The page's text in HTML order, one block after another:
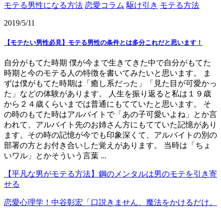
モテる男性になる方法 恋愛コラム 駆け引き モテる方法
2019/5/11
【モテたい男性必見】モテる男性の条件とは多分これだと思います！
自分がもてた時期 僕が今まで生きてきた中で自分がもてた
時期と今のモテる人の特徴を書いてみたいと思います。 ま
ずは僕がもてた時期は「癒し系だった」「見た目が可愛かっ
た」などの体験があります。 人生を振り返ると私は１９歳
から２４歳くらいまでは普通にもてていたと思います。 そ
の時のもてた時はアルバイトで「あの子可愛いよね」とか言
われて、アルバイト先のお姉さん方にもてていた記憶があり
ます。その時の記憶が今でも印象深くて、アルバイトの別の
部署の方とお付き合いした覚えがあります。 当時は「ちょ
いワル」とかそういう言葉 ...
【平凡な男がモテる方法】鋼のメンタルは男のモテを引き寄
せる
恋愛心理学！中谷彰宏「口説きません、魔法をかけるだけ。